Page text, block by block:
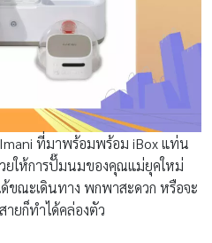
ที่มาพร้อมพร้อม iBox แท่น
ยให้การปั๊มนมของคุณแม่ยุคใหม่
ขณะเดินทาง พกพาสะดวก หรือจะ
ายก็ทำได้คล่องตัว